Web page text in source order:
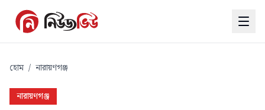
হোম / নারায়ণগঞ্জ
নারায়ণগঞ্জ